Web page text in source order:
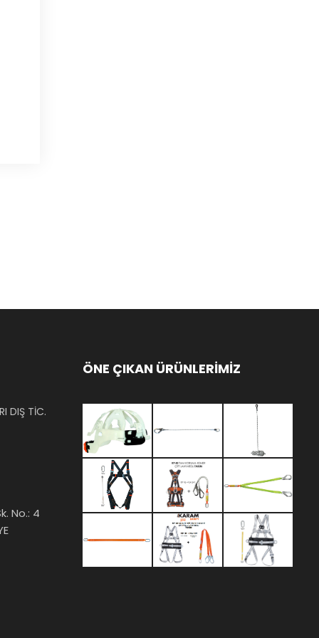
DIŞ TİC.
No.: 4
ÖNE ÇIKAN ÜRÜNLERİMİZ